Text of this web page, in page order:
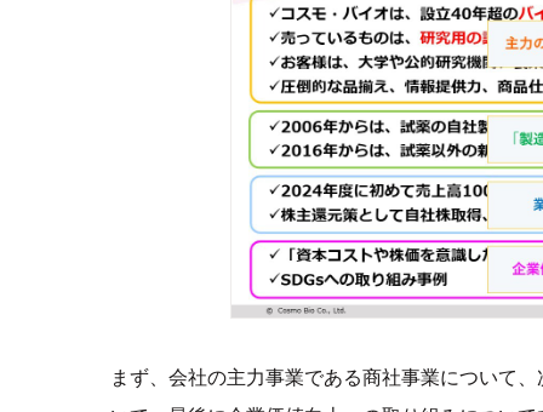
まず、会社の主力事業である商社事業について